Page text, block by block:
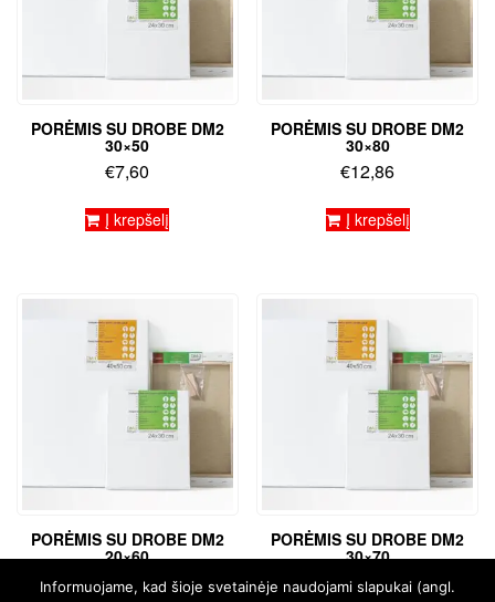
PORĖMIS SU DROBE DM2
30×50
€7,60
Į krepšelį
PORĖMIS SU DROBE DM2
30×80
€12,86
Į krepšelį
PORĖMIS SU DROBE DM2
20×60
€7,36
PORĖMIS SU DROBE DM2
30×70
€ 9,46
Informuojame, kad šioje svetainėje naudojami slapukai (angl.